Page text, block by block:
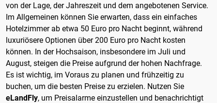
von der Lage, der Jahreszeit und dem angebotenen Service.
Im Allgemeinen können Sie erwarten, dass ein einfaches
Hotelzimmer ab etwa 50 Euro pro Nacht beginnt, während
luxuriösere Optionen über 200 Euro pro Nacht kosten
können. In der Hochsaison, insbesondere im Juli und
August, steigen die Preise aufgrund der hohen Nachfrage.
Es ist wichtig, im Voraus zu planen und frühzeitig zu
buchen, um die besten Preise zu erzielen. Nutzen Sie
eLandFly, um Preisalarme einzustellen und benachrichtigt